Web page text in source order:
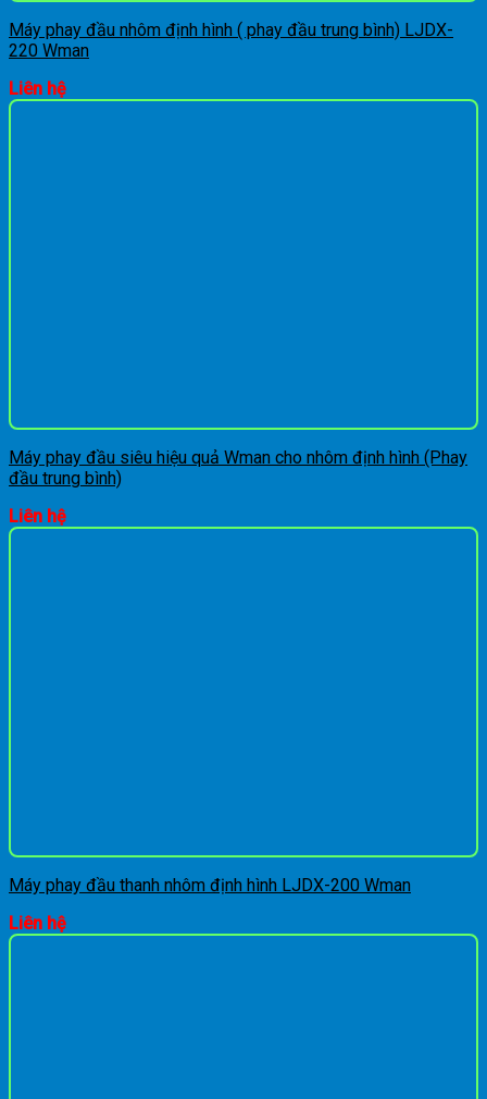
Máy phay đầu nhôm định hình ( phay đầu trung bình) LJDX-
220 Wman
Liên hệ
Máy phay đầu siêu hiệu quả Wman cho nhôm định hình (Phay
đầu trung bình)
Liên hệ
Máy phay đầu thanh nhôm định hình LJDX-200 Wman
Liên hệ